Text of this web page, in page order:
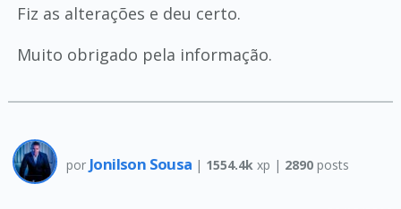
Fiz as alterações e deu certo.
Muito obrigado pela informação.
por Jonilson Sousa | 1554.4k xp | 2890posts